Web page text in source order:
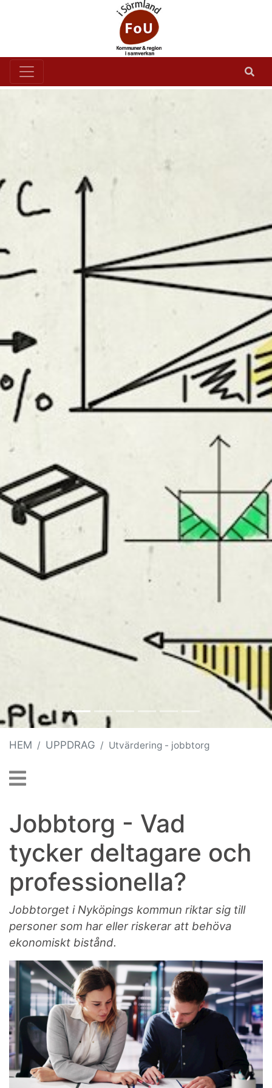
HEM UPPDRAG Utvärdering - jobbtorg
Jobbtorg - Vad
tycker deltagare och
professionella?
Jobbtorget i Nyköpings kommun riktar sig till
personer som har eller riskerar att behöva
ekonomiskt bistånd.